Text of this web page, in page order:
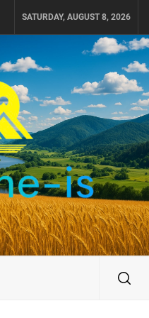
SATURDAY, AUGUST 8, 2026